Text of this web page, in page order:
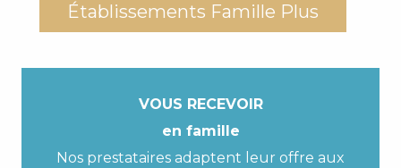
Établissements Famille Plus
VOUS RECEVOIR
en famille
Nos prestataires adaptent leur offre aux